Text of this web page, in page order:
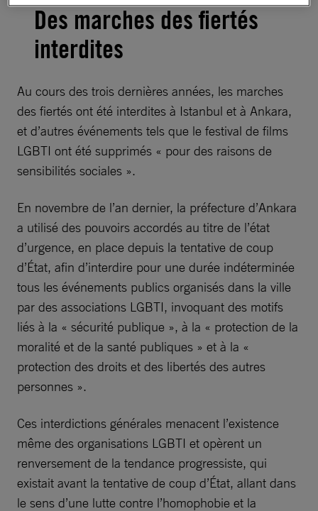
Des marches des fiertés
interdites
Au cours des trois dernières années, les marches
des fiertés ont été interdites à Istanbul et à Ankara,
et d’autres événements tels que le festival de films
LGBTI ont été supprimés « pour des raisons de
sensibilités sociales ».
En novembre de l’an dernier, la préfecture d’Ankara
a utilisé des pouvoirs accordés au titre de l’état
d’urgence, en place depuis la tentative de coup
d’État, afin d’interdire pour une durée indéterminée
tous les événements publics organisés dans la ville
par des associations LGBTI, invoquant des motifs
liés à la « sécurité publique », à la « protection de la
moralité et de la santé publiques » et à la «
protection des droits et des libertés des autres
personnes ».
Ces interdictions générales menacent l’existence
même des organisations LGBTI et opèrent un
renversement de la tendance progressiste, qui
existait avant la tentative de coup d’État, allant dans
le sens d’une lutte contre l’homophobie et la